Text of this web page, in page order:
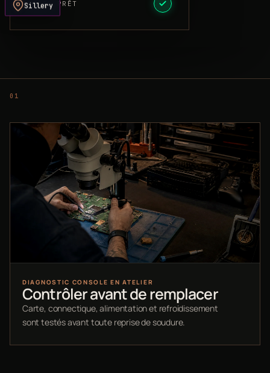
DEVIS PRÊT
Sillery
DIAGNOSTIC CONSOLE EN ATELIER
Contrôler avant de remplacer
Carte, connectique, alimentation et refroidissement
sont testés avant toute reprise de soudure.